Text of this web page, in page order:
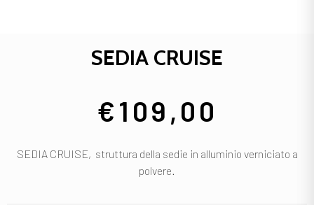
SEDIA CRUISE
€109,00
SEDIA CRUISE, struttura della sedie in alluminio verniciato a
polvere.